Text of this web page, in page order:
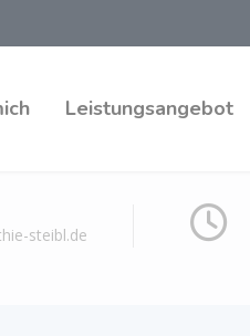
Leistungsangebot
steibl.de